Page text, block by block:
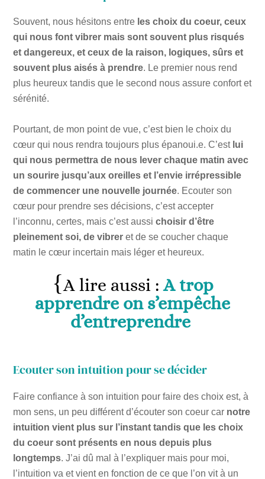
Souvent, nous hésitons entre les choix du coeur, ceux
qui nous font vibrer mais sont souvent plus risqués
et dangereux, et ceux de la raison, logiques, sûrs et
souvent plus aisés à prendre. Le premier nous rend
plus heureux tandis que le second nous assure confort et
sérénité.
Pourtant, de mon point de vue, c’est bien le choix du
cœur qui nous rendra toujours plus épanoui.e. C’est lui
qui nous permettra de nous lever chaque matin avec
un sourire jusqu’aux oreilles et l’envie irrépressible
de commencer une nouvelle journée. Ecouter son
cœur pour prendre ses décisions, c’est accepter
l’inconnu, certes, mais c’est aussichoisir d’être
pleinement soi, de vibrer et de se coucher chaque
matin le cœur incertain mais léger et heureux.
A lire aussi :A trop
apprendre on s’empêche
d’entreprendre
Ecouter son intuition pour se décider
Faire confiance à son intuition pour faire des choix est, à
mon sens, un peu différent d’écouter son coeur car notre
intuition vient plus sur l’instant tandis que les choix
du coeur sont présents en nous depuis plus
longtemps. J’ai dû mal à l’expliquer mais pour moi,
l’intuition va et vient en fonction de ce que l’on vit à un